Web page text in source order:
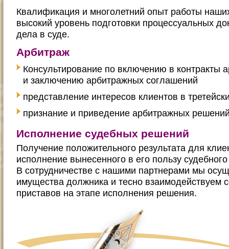
Квалификация и многолетний опыт работы
высокий уровень подготовки процессуальных
дела в суде.
Арбитраж
Консультирование по включению в контракты
и заключению арбитражных соглашений
представление интересов клиентов в
признание и приведение арбитражных
Исполнение судебных решений
Получение положительного результата для
исполнение вынесенного в его пользу
В сотрудничестве с нашими партнерами мы
имущества должника и тесно взаимодействуем
приставов на этапе исполнения решения.